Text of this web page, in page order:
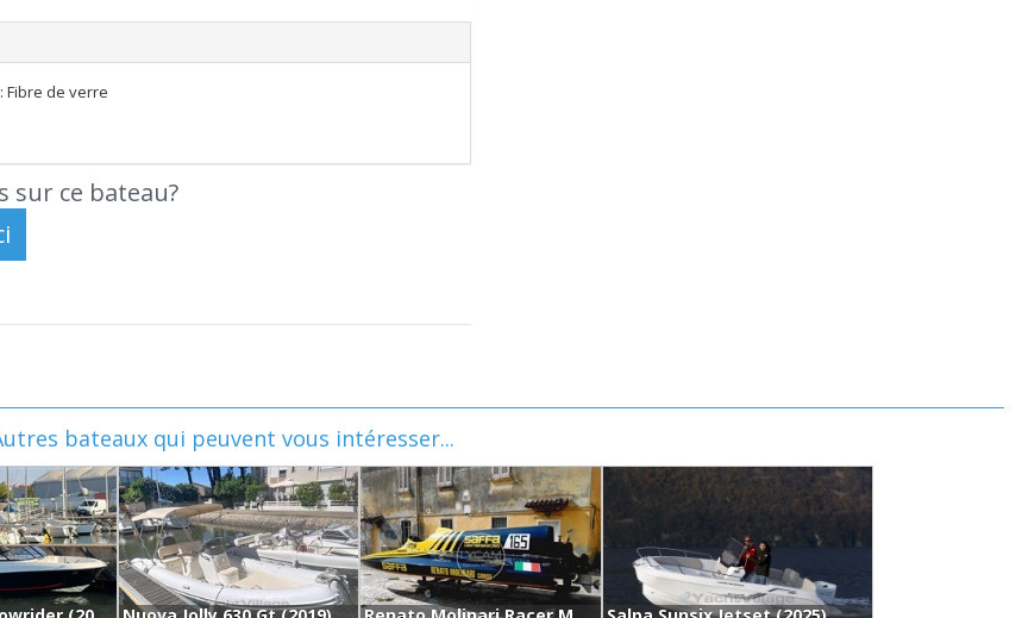
Fibre de verre
sur ce bateau?
bateaux qui peuvent vous intéresser...